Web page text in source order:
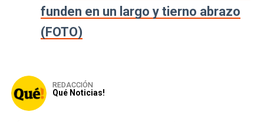
funden en un largo y tierno abrazo
(FOTO)
REDACCIÓN
Qué Noticias!